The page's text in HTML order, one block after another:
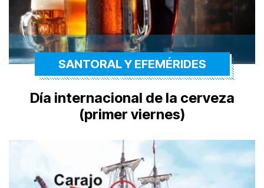
SANTORAL Y EFEMÉRIDES
Día internacional de la cerveza
(primer viernes)